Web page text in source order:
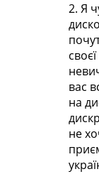
2. Я
вас
на
не